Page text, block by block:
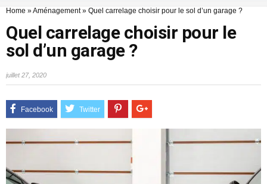
Home »Aménagement» Quel carrelage choisir pour le sol d’un garage ?
Quel carrelage choisir pour le
sol d’un garage ?
juillet 27, 2020